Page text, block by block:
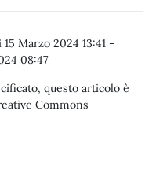
Marzo 2024 13:41 -
08:47
questo articolo è
Commons